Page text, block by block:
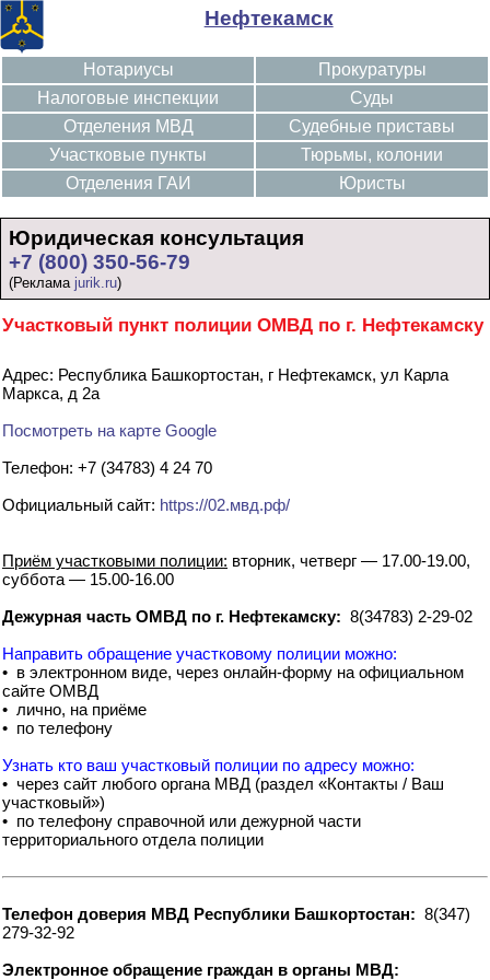
Нефтекамск
Нотариусы
Налоговые инспекции
Отделения МВД
Участковые пункты
Отделения ГАИ
Прокуратуры
Суды
Судебные приставы
Тюрьмы, колонии
Юристы
Юридическая консультация
+7 (800) 350-56-79
(Реклама jurik.ru)
Участковый пункт полиции ОМВД по г. Нефтекамску
Адрес: Республика Башкортостан, г Нефтекамск, ул Карла
Маркса, д 2а
Посмотреть на карте Google
Телефон: +7 (34783) 4 24 70
Официальный сайт: https://02.мвд.рф/
Приём участковыми полиции: вторник, четверг — 17.00-19.00,
суббота — 15.00-16.00
Дежурная часть ОМВД по г. Нефтекамску: 8(34783) 2-29-02
Направить обращение участковому полиции можно:
• в электронном виде, через онлайн-форму на официальном
сайте ОМВД
• лично, на приёме
• по телефону
Узнать кто ваш участковый полиции по адресу можно:
• через сайт любого органа МВД (раздел «Контакты / Ваш
участковый»)
• по телефону справочной или дежурной части
территориального отдела полиции
Телефон доверия МВД Республики Башкортостан: 8(347)
279-32-92
Электронное обращение граждан в органы МВД: